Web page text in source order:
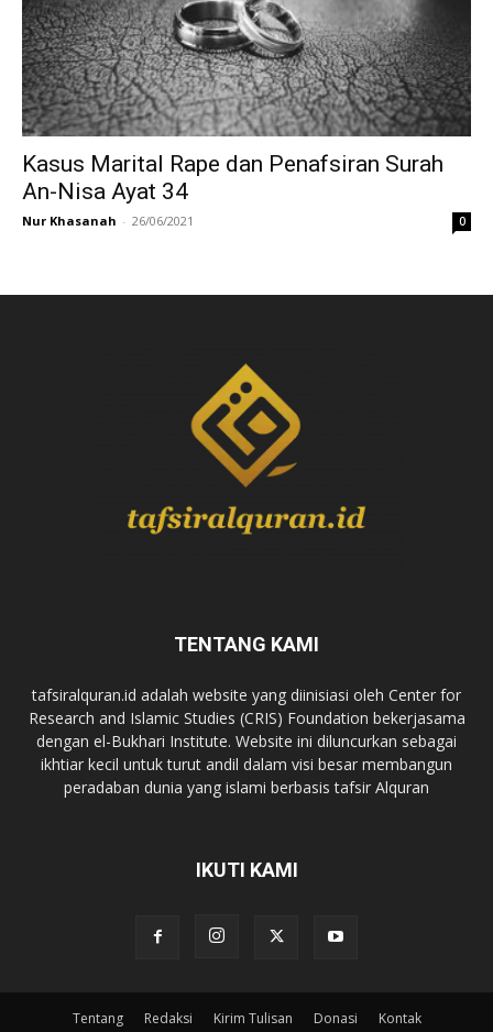
Kasus Marital Rape dan Penafsiran Surah
An-Nisa Ayat 34
Nur Khasanah - 26/06/2021 0
TENTANG KAMI
tafsiralquran.id adalah website yang diinisiasi oleh Center for
Research and Islamic Studies (CRIS) Foundation bekerjasama
dengan el-Bukhari Institute. Website ini diluncurkan sebagai
ikhtiar kecil untuk turut andil dalam visi besar membangun
peradaban dunia yang islami berbasis tafsir Alquran
IKUTI KAMI
Tentang Redaksi Kirim Tulisan Donasi Kontak